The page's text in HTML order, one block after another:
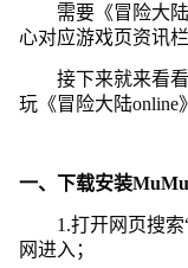
需要《冒险大
心对应游戏页资讯
接下来就来看
玩《冒险大陆online
一、下载安装
1.打开网页搜
网进入；